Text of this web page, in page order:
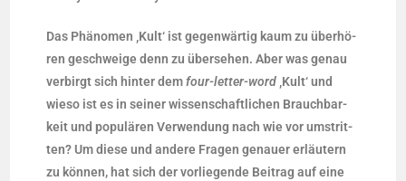
Das Phä­no­men ‚Kult‘ ist gegen­wär­tig kaum zu über­hö­
ren geschwei­ge denn zu über­se­hen. Aber was genau
ver­birgt sich hin­ter demfour-let­ter-word ‚Kult‘ und
wie­so ist es in sei­ner wis­sen­schaft­li­chen Brauch­bar­
keit und popu­lä­ren Ver­wen­dung nach wie vor umstrit­
ten? Um die­se und ande­re Fra­gen genau­er erläu­tern
zu kön­nen, hat sich der vor­lie­gen­de Bei­trag auf eine